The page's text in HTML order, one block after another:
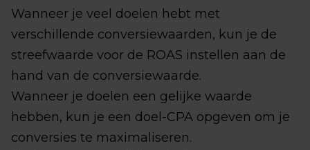
Wanneer je veel doelen hebt met
verschillende conversiewaarden, kun je de
streefwaarde voor de ROAS instellen aan de
hand van de conversiewaarde.
Wanneer je doelen een gelijke waarde
hebben, kun je een doel-CPA opgeven om je
conversies te maximaliseren.